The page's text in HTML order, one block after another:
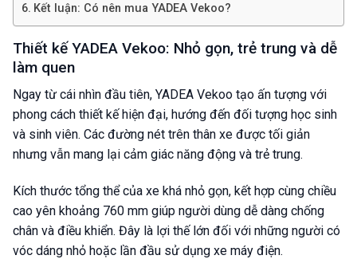
Kết luận: Có nên mua YADEA Vekoo?
Thiết kế YADEA Vekoo: Nhỏ gọn, trẻ trung và dễ
làm quen
Ngay từ cái nhìn đầu tiên, YADEA Vekoo tạo ấn tượng với
phong cách thiết kế hiện đại, hướng đến đối tượng học sinh
và sinh viên. Các đường nét trên thân xe được tối giản
nhưng vẫn mang lại cảm giác năng động và trẻ trung.
Kích thước tổng thể của xe khá nhỏ gọn, kết hợp cùng chiều
cao yên khoảng 760 mm giúp người dùng dễ dàng chống
chân và điều khiển. Đây là lợi thế lớn đối với những người có
vóc dáng nhỏ hoặc lần đầu sử dụng xe máy điện.